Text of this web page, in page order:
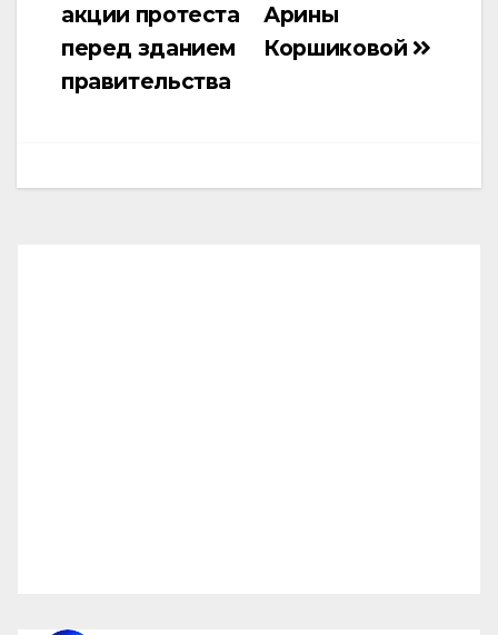
Арины
Коршиковой
акции протеста
перед зданием
правительства